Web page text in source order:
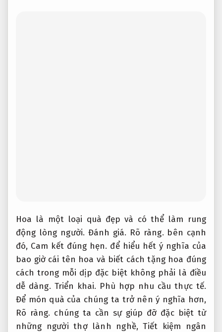
Hoa là một loại quà đẹp và có thể làm rung
động lòng người. Đánh giá. Rõ ràng. bên cạnh
đó, Cam kết đúng hẹn. để hiểu hết ý nghĩa của
bao giờ cái tên hoa và biết cách tặng hoa đúng
cách trong mỗi dịp đặc biệt không phải là điều
dễ dàng. Triển khai. Phù hợp nhu cầu thực tế.
Để món quà của chúng ta trở nên ý nghĩa hơn,
Rõ ràng. chúng ta cần sự giúp đỡ đặc biệt từ
những người thợ lành nghề,Tiết kiệm ngân